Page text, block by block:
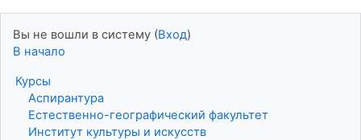
Вы не вошли в систему (Вход)
В начало
Курсы
Аспирантура
Естественно-географический факультет
Институт культуры и искусств